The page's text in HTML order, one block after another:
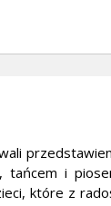
i
które z